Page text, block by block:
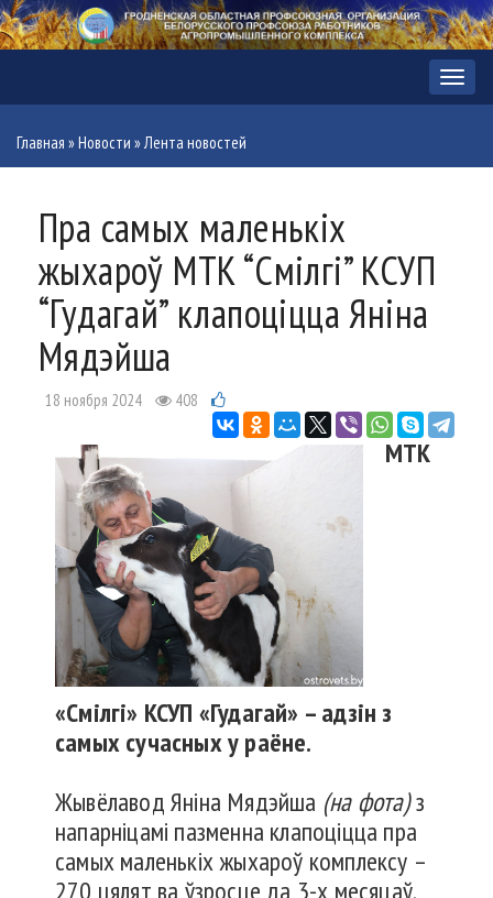
Меню
Главная »Новости »Лента новостей
Пра самых маленькіх
жыхароў МТК “Смілгі” КСУП
“Гудагай” клапоціцца Яніна
Мядэйша
18 ноября 2024 408
МТК
«Смілгі» КСУП «Гудагай» – адзін з
самых сучасных у раёне.
Жывёлавод Яніна Мядэйша (на фота)з
на­пар­ніцамі пазменна клапоціцца пра
самых маленькіх жыхароў комплексу –
270 цялят ва ўзросце да 3-х месяцаў.